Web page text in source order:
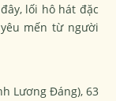
lối hô hát đặc
mến từ người
Lương Đáng), 63